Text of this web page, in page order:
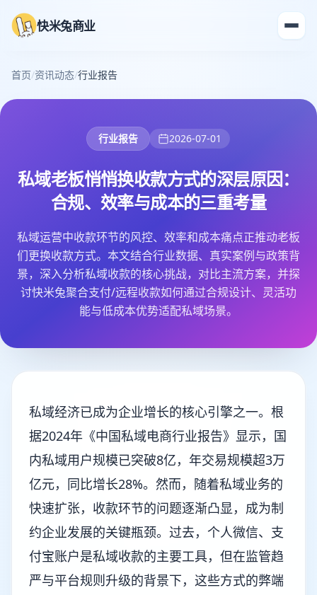
快米兔商业
首页/资讯动态/行业报告
行业报告 2026-07-01
私域老板悄悄换收款方式的深层原因：
合规、效率与成本的三重考量
私域运营中收款环节的风控、效率和成本痛点正推动老板
们更换收款方式。本文结合行业数据、真实案例与政策背
景，深入分析私域收款的核心挑战，对比主流方案，并探
讨快米兔聚合支付/远程收款如何通过合规设计、灵活功
能与低成本优势适配私域场景。
私域经济已成为企业增长的核心引擎之一。根
据2024年《中国私域电商行业报告》显示，国
内私域用户规模已突破8亿，年交易规模超3万
亿元，同比增长28%。然而，随着私域业务的
快速扩张，收款环节的问题逐渐凸显，成为制
约企业发展的关键瓶颈。过去，个人微信、支
付宝账户是私域收款的主要工具，但在监管趋
严与平台规则升级的背景下，这些方式的弊端